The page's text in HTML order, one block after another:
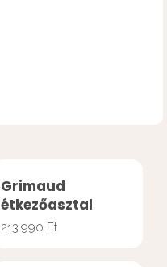
Grimaud
étkezőasztal
213.990 Ft